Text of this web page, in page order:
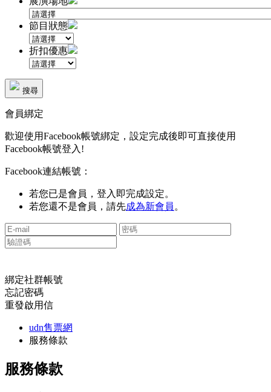
節目狀態
折扣優惠
搜尋
會員綁定
歡迎使用Facebook帳號綁定，設定完成後即可直接使用
Facebook帳號登入!
Facebook連結帳號：
若您已是會員，登入即完成設定。
若您還不是會員，請先成為新會員 。
綁定社群帳號
忘記密碼
重發啟用信
udn售票網
服務條款
服務條款